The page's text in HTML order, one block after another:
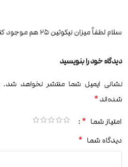
سلام لطفاً میزان نیکوتین ۲۵ هم موجود کنید
دیدگاه خود را بنویسید
نشانی ایمیل شما منتشر نخواهد شد.
شده‌اند*
امتیاز شما *
دیدگاه شما *